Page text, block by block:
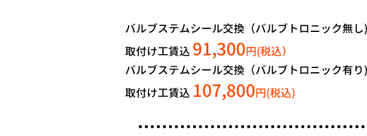
バルブステムシール交換（バルブトロニック無し)
取付け工賃込 91,300円(税込）
バルブステムシール交換（バルブトロニック有り)
​取付け工賃込 107,800円(税込)